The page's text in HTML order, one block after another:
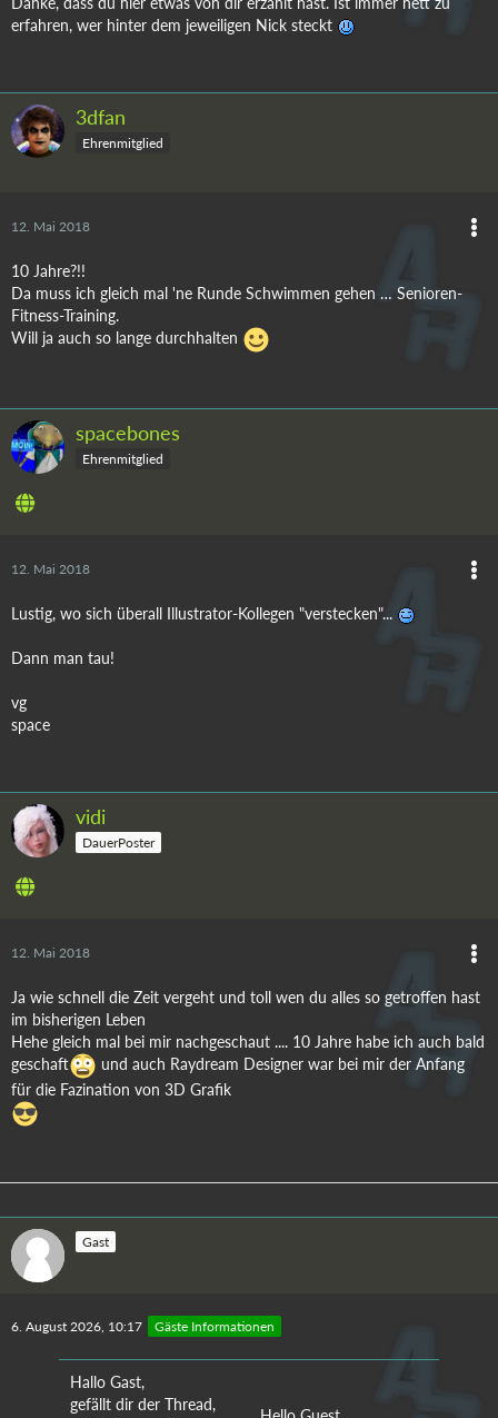
erfahren, wer hinter dem jeweiligen Nick steckt
3dfan
Ehrenmitglied
12. Mai 2018
10 Jahre?!!
Da muss ich gleich mal 'ne Runde Schwimmen gehen … Senioren-
Fitness-Training.
Will ja auch so lange durchhalten
spacebones
Ehrenmitglied
12. Mai 2018
Lustig, wo sich überall Illustrator-Kollegen "verstecken"...
Dann man tau!
vg
space
vidi
DauerPoster
12. Mai 2018
Ja wie schnell die Zeit vergeht und toll wen du alles so getroffen hast
im bisherigen Leben
Hehe gleich mal bei mir nachgeschaut .... 10 Jahre habe ich auch bald
geschaft
und auch Raydream Designer war bei mir der Anfang
für die Fazination von 3D Grafik
Gast
6. August 2026, 10:17 Gäste Informationen
Hallo Gast,
gefällt dir der Thread,